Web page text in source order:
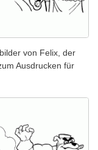
von Felix, der
Ausdrucken für